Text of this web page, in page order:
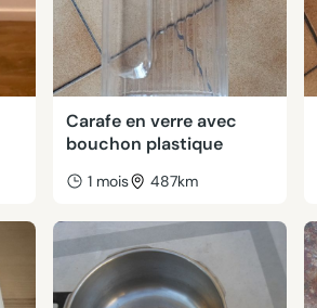
Carafe en verre avec
bouchon plastique
1 mois 487km